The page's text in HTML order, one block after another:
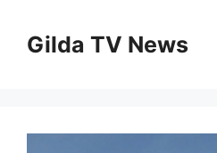
contenuto
Gilda TV News